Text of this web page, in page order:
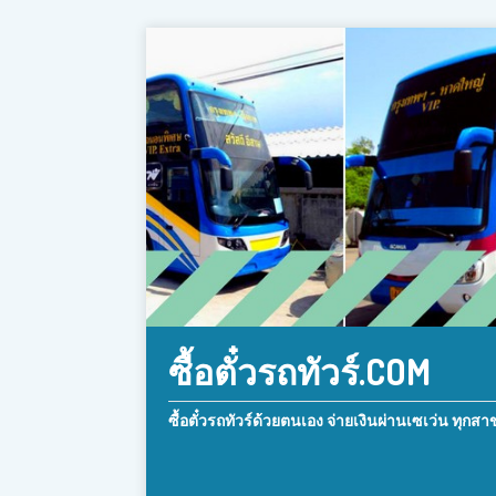
ซื้อตั๋วรถทัวร์.COM
ซื้อตั๋วรถทัวร์ด้วยตนเอง จ่ายเงินผ่านเซเว่น ทุกสา